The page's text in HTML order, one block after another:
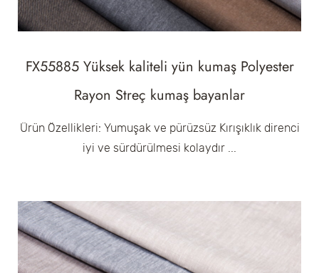
FX55885 Yüksek kaliteli yün kumaş Polyester
Rayon Streç kumaş bayanlar
Ürün Özellikleri: Yumuşak ve pürüzsüz Kırışıklık direnci
iyi ve sürdürülmesi kolaydır ...